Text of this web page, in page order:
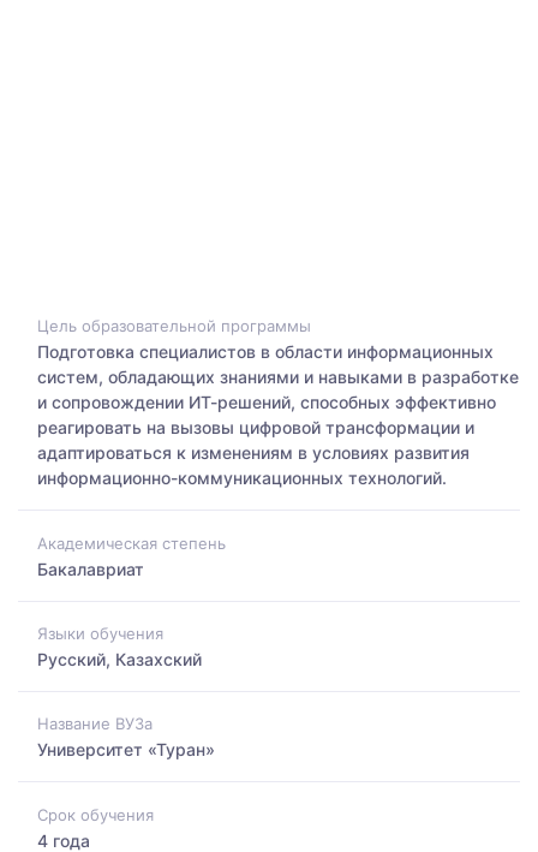
Цель образовательной программы
Подготовка специалистов в области информационных
систем, обладающих знаниями и навыками в разработке
и сопровождении ИТ-решений, способных эффективно
реагировать на вызовы цифровой трансформации и
адаптироваться к изменениям в условиях развития
информационно-коммуникационных технологий.
Академическая степень
Бакалавриат
Языки обучения
Русский, Казахский
Название ВУЗа
Университет «Туран»
Срок обучения
4 года